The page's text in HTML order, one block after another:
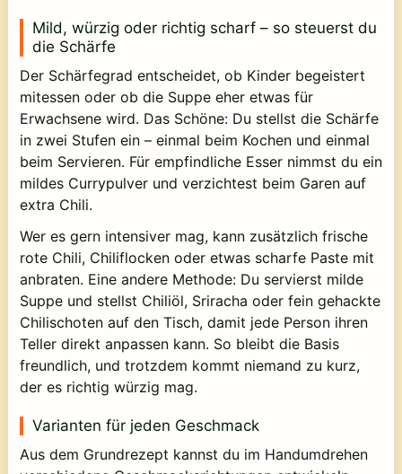
Mild, würzig oder richtig scharf – so steuerst du
die Schärfe
Der Schärfegrad entscheidet, ob Kinder begeistert
mitessen oder ob die Suppe eher etwas für
Erwachsene wird. Das Schöne: Du stellst die Schärfe
in zwei Stufen ein – einmal beim Kochen und einmal
beim Servieren. Für empfindliche Esser nimmst du ein
mildes Currypulver und verzichtest beim Garen auf
extra Chili.
Wer es gern intensiver mag, kann zusätzlich frische
rote Chili, Chiliflocken oder etwas scharfe Paste mit
anbraten. Eine andere Methode: Du servierst milde
Suppe und stellst Chiliöl, Sriracha oder fein gehackte
Chilischoten auf den Tisch, damit jede Person ihren
Teller direkt anpassen kann. So bleibt die Basis
freundlich, und trotzdem kommt niemand zu kurz,
der es richtig würzig mag.
Varianten für jeden Geschmack
Aus dem Grundrezept kannst du im Handumdrehen